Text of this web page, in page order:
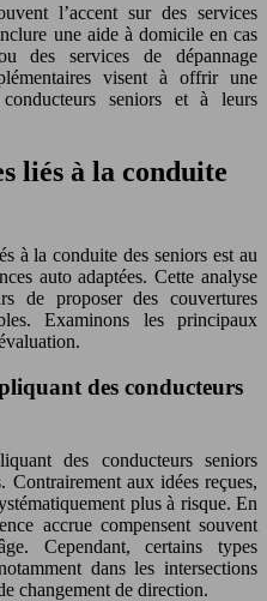
l’accent sur des services
une aide à domicile en cas
des services de dépannage
visent à offrir une
seniors et à leurs
liés à la conduite
à la conduite des seniors est au
auto adaptées. Cette analyse
de proposer des couvertures
Examinons les principaux
des conducteurs
des conducteurs seniors
Contrairement aux idées reçues,
plus à risque. En
accrue compensent souvent
Cependant, certains types
dans les intersections
changement de direction.